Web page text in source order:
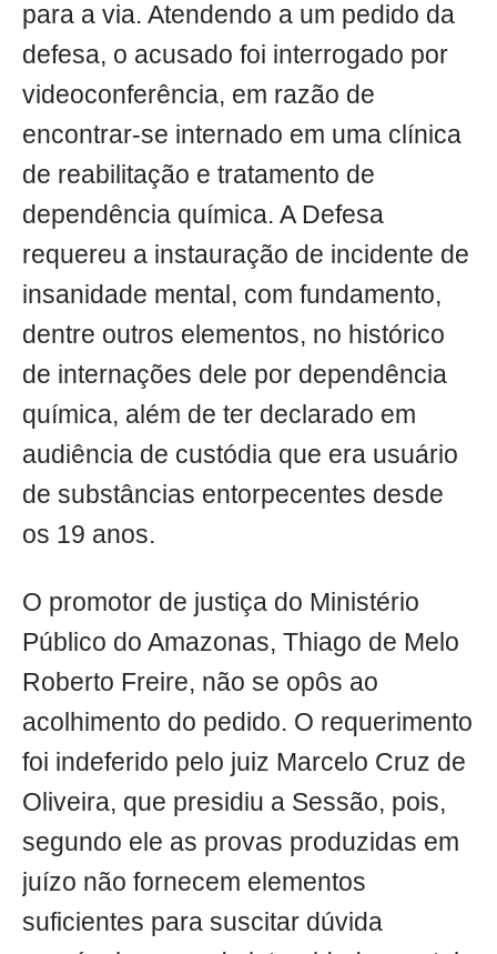
para a via. Atendendo a um pedido da
defesa, o acusado foi interrogado por
videoconferência, em razão de
encontrar-se internado em uma clínica
de reabilitação e tratamento de
dependência química. A Defesa
requereu a instauração de incidente de
insanidade mental, com fundamento,
dentre outros elementos, no histórico
de internações dele por dependência
química, além de ter declarado em
audiência de custódia que era usuário
de substâncias entorpecentes desde
os 19 anos.
O promotor de justiça do Ministério
Público do Amazonas, Thiago de Melo
Roberto Freire, não se opôs ao
acolhimento do pedido. O requerimento
foi indeferido pelo juiz Marcelo Cruz de
Oliveira, que presidiu a Sessão, pois,
segundo ele as provas produzidas em
juízo não fornecem elementos
suficientes para suscitar dúvida